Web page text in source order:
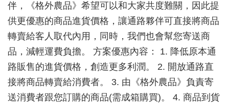
伴，《格外農品》希望可以和大家共度難關，因此提
供更優惠的商品進貨價格，讓通路夥伴可直接將商品
轉賣給客人取代內用，同時，我們也會幫您寄送商
品，減輕運費負擔。 方案優惠內容： 1. 降低原本通
路販售的進貨價格，創造更多利潤。 2. 開放通路直
接將商品轉賣給消費者。 3. 由《格外農品》負責寄
送消費者跟您訂購的商品(需成箱購買)。 4. 商品到貨